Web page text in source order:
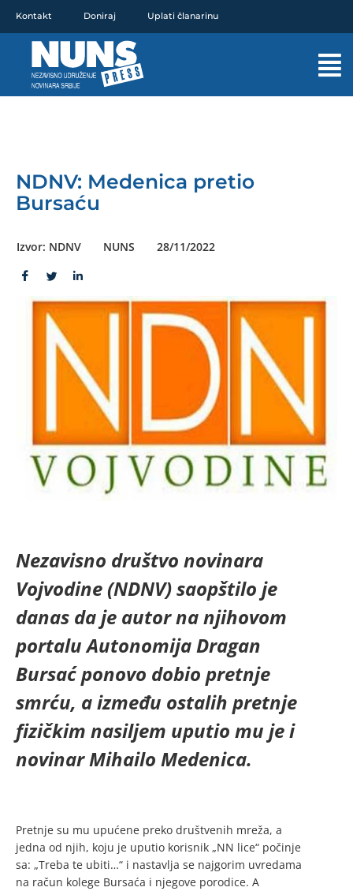
sadržaj
Kontakt Doniraj Uplati članarinu
NDNV: Medenica pretio
Bursaću
Izvor: NDNV NUNS 28/11/2022
Nezavisno društvo novinara
Vojvodine (NDNV) saopštilo je
danas da je autor na njihovom
portalu Autonomija Dragan
Bursać ponovo dobio pretnje
smrću, a između ostalih pretnje
fizičkim nasiljem uputio mu je i
novinar Mihailo Medenica.
Pretnje su mu upućene preko društvenih mreža, a
jedna od njih, koju je uputio korisnik „NN lice“ počinje
sa: „Treba te ubiti…“ i nastavlja se najgorim uvredama
na račun kolege Bursaća i njegove porodice. A